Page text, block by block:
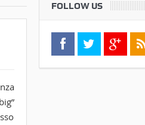
FOLLOW US